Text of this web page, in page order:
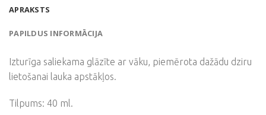
APRAKSTS
PAPILDUS INFORMĀCIJA
Izturīga saliekama glāzīte ar vāku, piemērota dažādu dziru
lietošanai lauka apstākļos.
Tilpums: 40 ml.